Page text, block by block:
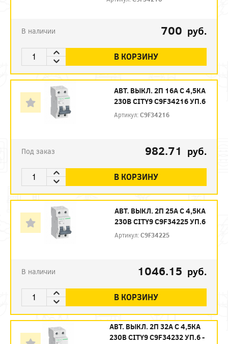
В наличии 700 руб.
В КОРЗИНУ
АВТ. ВЫКЛ. 2П 16А С 4,5КА
230В CITY9 C9F34216 УП.6
Артикул:C9F34216
Под заказ 982.71 руб.
В КОРЗИНУ
АВТ. ВЫКЛ. 2П 25А С 4,5КА
230В CITY9 C9F34225 УП.6
Артикул:C9F34225
В наличии 1046.15 руб.
В КОРЗИНУ
АВТ. ВЫКЛ. 2П 32А С 4,5КА
230В CITY9 C9F34232 УП.6 -